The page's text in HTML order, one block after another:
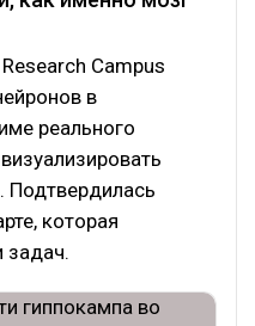
Campus
в
реального
которая
задач.